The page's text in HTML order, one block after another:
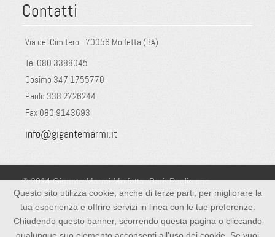
Contatti
Via del Cimitero - 70056 Molfetta (BA)
Tel 080 3388045
Cosimo 347 1755770
Paolo 338 2726244
Fax 080 9143693
info@gigantemarmi.it
© 2014 Gigante Marmi Molfetta, Bari, Puglia snc
Via del Cimitero, 70056 Molfetta (BA) Tel: 080.338.80.45 -
PI 05351950729
Tutti i diritti sono risevati. Designed byMitconsulting
Questo sito utilizza cookie, anche di terze parti, per migliorare la
tua esperienza e offrire servizi in linea con le tue preferenze.
Chiudendo questo banner, scorrendo questa pagina o cliccando